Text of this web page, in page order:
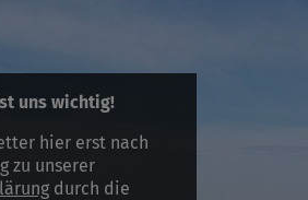
uns wichtig!
hier erst nach
zu unserer
durch die